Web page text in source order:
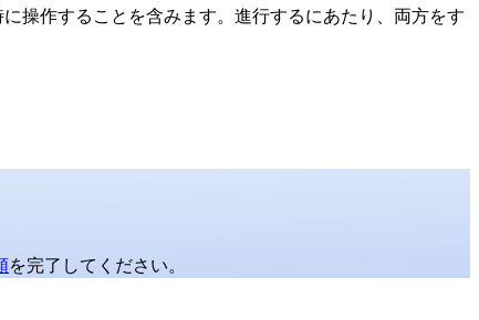
操作することを含みます。進行するにあたり、両方をす
を完了してください。